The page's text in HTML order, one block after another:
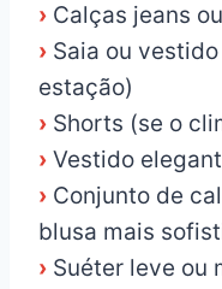
› Calças jeans
› Saia ou
estação)
› Shorts (se o
› Vestido
› Conjunto de
blusa mais
› Suéter leve ou